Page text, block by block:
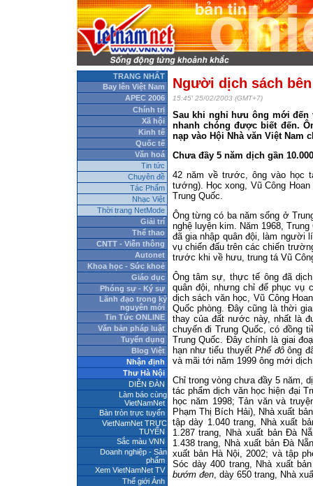
TRANG NHẤT
Bay lên Việt Nam
APEC 2006
Chính trị
Xã hội
Kinh tế
Quốc tế
Văn hoá
Tin tức
Chuyên đề
Tác Phẩm
Nhạc Việt
Thời trang NetMode
Giải trí
Thể thao
CNTT - Viễn thông
Autonet
Khoa học - Sức khoẻ
Giáo dục
Phóng sự - Ký sự
Lãnh đạo trong kỷ
nguyên mới
Tin Tức ONLINE
Văn bản pháp luật
Tuyển dụng
Blog Việt
Nhận định
Thư Hà Nội
DIỄN ĐÀN
Làm báo cùng
VietNamNet
Bàn tròn trực tuyến
VietNamNet TRỰC
TUYẾN
Sắc màu VNN
Doanh nghiệp - Sản
phẩm
Xem VietNamNet TV
Thế giới Ảnh
Người dịch sách
15:45' 25/02/2003 (GMT+7)
Sau khi nghỉ hưu ông mới
nhanh chóng được biết đến.
nạp vào Hội Nhà văn Việt Nam
Chưa đầy 5 năm dịch gần
42 năm về trước, ông vào học
tướng). Học xong, Vũ Công
Trung Quốc.
Ông từng có ba năm sống ở
nghệ luyện kim. Năm 1968,
đã gia nhập quân đội, làm người
vụ chiến đấu trên các chiến
trước khi về hưu, trung tá Vũ
Ông tâm sự, thực tế ông đã
quân đội, nhưng chỉ để phục vụ
dịch sách văn học, Vũ Công
Quốc phòng. Đây cũng là thời
thay của đất nước này, nhất là
chuyến đi Trung Quốc, có đồng
Trung Quốc. Đây chính là giai
hạn như tiểu thuyếtPhế đôông
và mãi tới năm 1999 ông mới
Chỉ trong vòng chưa đầy 5 năm,
tác phẩm dịch văn học hiện đại
học năm 1998; Tản văn và
Phạm Thị Bích Hải), Nhà xuất
tập dày 1.040 trang, Nhà xuất
1.287 trang, Nhà xuất bản Đà
1.438 trang, Nhà xuất bản Đà
xuất bản Hà Nội, 2002; và tập
Sóc dày 400 trang, Nhà xuất
bướm đen, dày 650 trang, Nhà